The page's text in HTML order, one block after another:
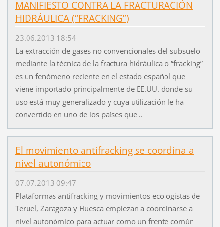
MANIFIESTO CONTRA LA FRACTURACIÓN
HIDRÁULICA (“FRACKING”)
23.06.2013 18:54
La extracción de gases no convencionales del subsuelo
mediante la técnica de la fractura hidráulica o “fracking”
es un fenómeno reciente en el estado español que
viene importado principalmente de EE.UU. donde su
uso está muy generalizado y cuya utilización le ha
convertido en uno de los países que...
El movimiento antifracking se coordina a
nivel autonómico
07.07.2013 09:47
Plataformas antifracking y movimientos ecologistas de
Teruel, Zaragoza y Huesca empiezan a coordinarse a
nivel autonómico para actuar como un frente común